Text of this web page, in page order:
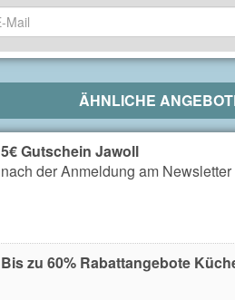
ÄHNLICHE
5€ Gutschein Jawoll
nach der Anmeldung am Newsletter
Bis zu 60% Rabattangebote